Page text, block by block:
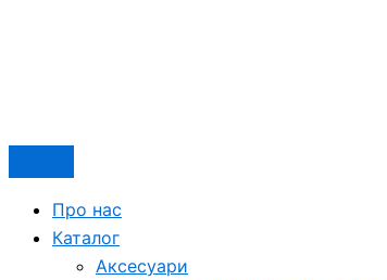
Про нас
Каталог
Аксесуари